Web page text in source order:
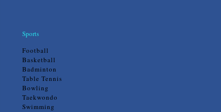
Sports
Football
Basketball
Badminton
Table Tennis
Bowling
Taekwondo
Swimming